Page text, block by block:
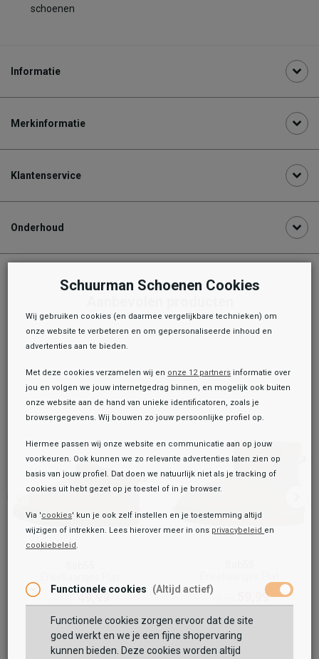
Enkellaarsjes Plat
79,99
49,99
Maat:
schoenen
Informatie
Merkinformatie
Klantenservice
Onderhoud
49,99
79,99
59,99
Toegevoegd aan je winkeltas!
Schuurman Schoenen Cookies
Wij gebruiken cookies (en daarmee vergelijkbare technieken) om
onze website te verbeteren en om gepersonaliseerde inhoud en
advertenties aan te bieden.
Met deze cookies verzamelen wij en onze 12 partners informatie over
jou en volgen we jouw internetgedrag binnen, en mogelijk ook buiten
onze website aan de hand van unieke identificatoren, zoals je
browsergegevens. Wij bouwen zo jouw persoonlijke profiel op.
Hiermee passen wij onze website en communicatie aan op jouw
voorkeuren. Ook kunnen we zo relevante advertenties laten zien op
basis van jouw profiel. Dat doen we natuurlijk niet als je tracking of
cookies uit hebt gezet op je toestel of in je browser.
Via 'cookies' kun je ook zelf instellen en je toestemming altijd
wijzigen of intrekken. Lees hierover meer in ons privacybeleid en
cookiebeleid.
Functionele cookies (Altijd actief)
Functionele cookies zorgen ervoor dat de site
goed werkt en we je een fijne shopervaring
kunnen bieden. Deze cookies worden altijd